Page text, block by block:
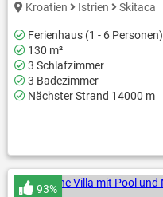
Kroatien Istrien Skitaca
Ferienhaus (1 - 6 Personen)
130 m²
3 Schlafzimmer
3 Badezimmer
Nächster Strand 14000 m
93%